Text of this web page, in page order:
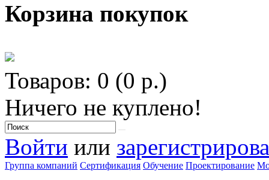
Корзина покупок
Товаров: 0 (0 р.)
Ничего не куплено!
Войти или
Группа компаний Сертификация Обучение Проектирование